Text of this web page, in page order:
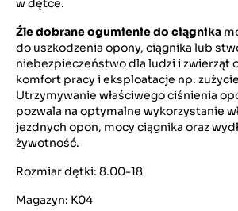
w dętce.
Źle dobrane ogumienie do ciągnika
do uszkodzenia opony, ciągnika lub
niebezpieczeństwo dla ludzi i zwierząt
komfort pracy i eksploatacje np.
Utrzymywanie właściwego ciśnienia
pozwala na optymalne wykorzystanie
jezdnych opon, mocy ciągnika oraz
żywotność.
Rozmiar dętki: 8.00-18
Magazyn: K04